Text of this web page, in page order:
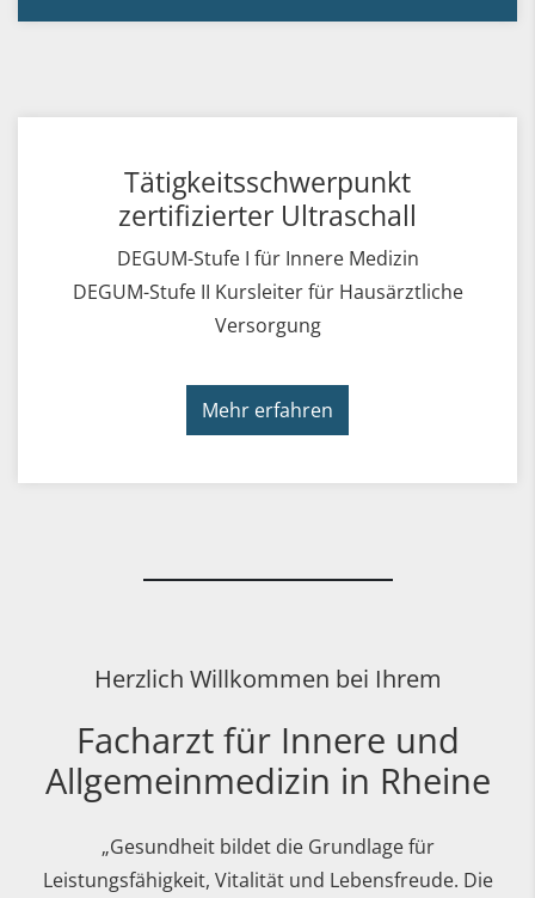
Tätigkeitsschwerpunkt
zertifizierter Ultraschall
DEGUM-Stufe I für Innere Medizin
DEGUM-Stufe II Kursleiter für Hausärztliche
Versorgung
Mehr erfahren
Herzlich Willkommen bei Ihrem
Facharzt für Innere und
Allgemeinmedizin in Rheine
„Gesundheit bildet die Grundlage für
Leistungsfähigkeit, Vitalität und Lebensfreude. Die